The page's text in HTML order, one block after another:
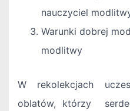
nauczyciel
Warunki dobrej
modlitwy
W rekolekcjach
oblatów, którzy